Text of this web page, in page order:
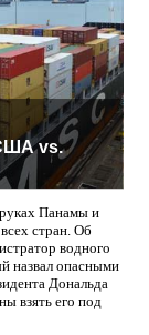
vs.
Панамы и
стран. Об
водного
назвал опасными
Дональда
взять его под